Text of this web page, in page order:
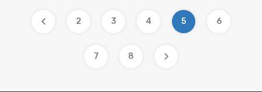
2 3 4 5 6
7 8